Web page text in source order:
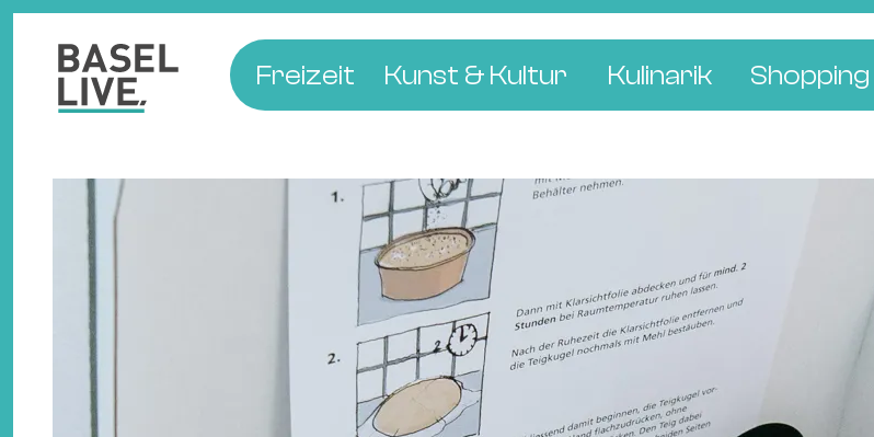
Freizeit
Club & Party
Familie & Kinder
Kino & Film
Natur & Parks
Kunst & Kultur
Theater
Galerien & Ausstellungen
Literatur & Bücher
Kulinarik
Bars & Pubs
Bäckereien &
Shopping
Concept
Wohnen
Blumen